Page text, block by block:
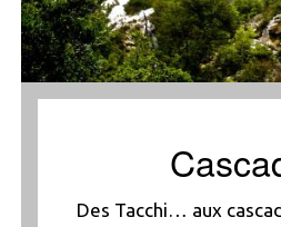
Des Tacchi… aux